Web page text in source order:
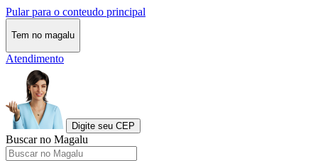
Pular para o conteudo principal
Tem no magalu
Atendimento
Digite seu CEP
Buscar no Magalu